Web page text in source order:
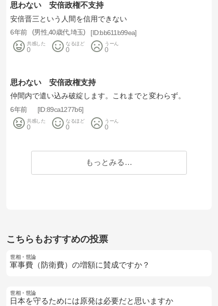
思わない 安倍政権不支持
安倍晋三という人間を信用できない
6年前 男性 40歳代 埼玉 bb611b99ea
共感した
0
なるほど
0
うーん
0
思わない 安倍政権支持
仲間内で遣い込み破綻します。これまでと変わらず。
6年前 89ca1277b6
共感した
0
なるほど
0
うーん
0
こちらもおすすめの投票
世相・世論
軍事費（防衛費）の増額に賛成ですか？
世相・世論
日本を守るためには原発は必要だと思いますか